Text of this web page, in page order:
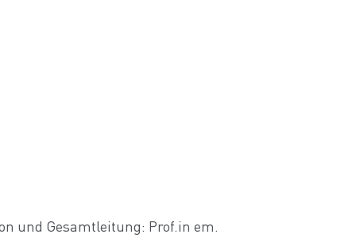
und Gesamtleitung: Prof.in em.